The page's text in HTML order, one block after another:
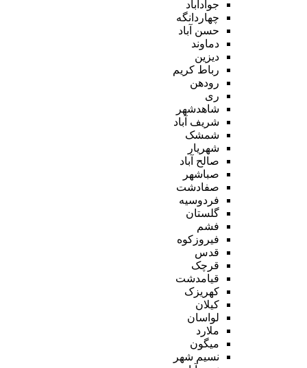
جوادآباد
چهاردانگه
حسن آباد
دماوند
دیزین
رباط کریم
رودهن
ری
شاهدشهر
شریف آباد
شمشک
شهریار
صالح آباد
صباشهر
صفادشت
فردوسیه
گلستان
فشم
فیروزکوه
قدس
قرچک
قیامدشت
کهریزک
کیلان
لواسان
ملارد
میگون
نسیم شهر